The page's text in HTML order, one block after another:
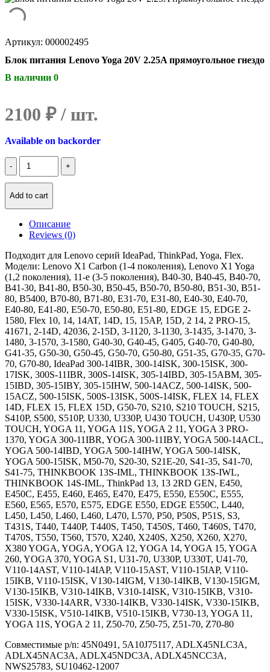
Артикул: 000002495
Блок питания Lenovo Yoga 20V 2.25A прямоугольное гнездо
В наличии 0
2100 ₽
Available on backorder
Количество
Блок
питания
Lenovo
2.25A
прямоугольное
Add to cart
Описание
Reviews (0)
Подходит для Lenovo серий IdeaPad, ThinkPad, Yoga, Flex.
Модели: Lenovo X1 Carbon (1-4 поколения), Lenovo X1 Yoga
(1,2 поколения), 11-e (3-5 поколения), B40-30, B40-45, B40-70,
B41-30, B41-80, B50-30, B50-45, B50-70, B50-80, B51-30, B51-
80, B5400, B70-80, B71-80, E31-70, E31-80, E40-30, E40-70,
E40-80, E41-80, E50-70, E50-80, E51-80, EDGE 15, EDGE 2-
1580, Flex 10, 14, 14AT, 14D, 15, 15AP, 15D, 2 14, 2 PRO-15,
41671, 2-14D, 42036, 2-15D, 3-1120, 3-1130, 3-1435, 3-1470, 3-
1480, 3-1570, 3-1580, G40-30, G40-45, G405, G40-70, G40-80,
G41-35, G50-30, G50-45, G50-70, G50-80, G51-35, G70-35, G70-
70, G70-80, IdeaPad 300-14IBR, 300-14ISK, 300-15ISK, 300-
17ISK, 300S-11IBR, 300S-14ISK, 305-14IBD, 305-15ABM, 305-
15IBD, 305-15IBY, 305-15IHW, 500-14ACZ, 500-14ISK, 500-
15ACZ, 500-15ISK, 500S-13ISK, 500S-14ISK, FLEX 14, FLEX
14D, FLEX 15, FLEX 15D, G50-70, S210, S210 TOUCH, S215,
S410P, S500, S510P, U330, U330P, U430 TOUCH, U430P, U530
TOUCH, YOGA 11, YOGA 11S, YOGA 2 11, YOGA 3 PRO-
1370, YOGA 300-11IBR, YOGA 300-11IBY, YOGA 500-14ACL,
YOGA 500-14IBD, YOGA 500-14IHW, YOGA 500-14ISK,
YOGA 500-15ISK, M50-70, S20-30, S21E-20, S41-35, S41-70,
S41-75, THINKBOOK 13S-IML, THINKBOOK 13S-IWL,
THINKBOOK 14S-IML, ThinkPad 13, 13 2RD GEN, E450,
E450C, E455, E460, E465, E470, E475, E550, E550C, E555,
E560, E565, E570, E575, EDGE E550, EDGE E550C, L440,
L450, L450, L460, L460, L470, L570, P50, P50S, P51S, S3,
T431S, T440, T440P, T440S, T450, T450S, T460, T460S, T470,
T470S, T550, T560, T570, X240, X240S, X250, X260, X270,
X380 YOGA, YOGA, YOGA 12, YOGA 14, YOGA 15, YOGA
260, YOGA 370, YOGA S1, U31-70, U330P, U330T, U41-70,
V110-14AST, V110-14IAP, V110-15AST, V110-15IAP, V110-
15IKB, V110-15ISK, V130-14IGM, V130-14IKB, V130-15IGM,
V130-15IKB, V310-14IKB, V310-14ISK, V310-15IKB, V310-
15ISK, V330-14ARR, V330-14IKB, V330-14ISK, V330-15IKB,
V330-15ISK, V510-14IKB, V510-15IKB, V730-13, YOGA 11,
YOGA 11S, YOGA 2 11, Z50-70, Z50-75, Z51-70, Z70-80
Совместимые p/n: 45N0491, 5A10J75117, ADLX45NLC3A,
ADLX45NAC3A, ADLX45NDC3A, ADLX45NCC3A,
NWS25783, SU10462-12007